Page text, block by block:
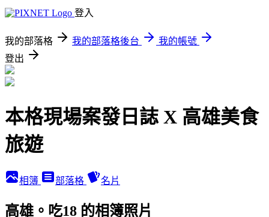
登入
我的部落格 我的部落格後台
我的帳號
登出
本格現場案發日誌 X 高雄美食
旅遊
相簿 部落格 名片
高雄。吃18 的相簿照片